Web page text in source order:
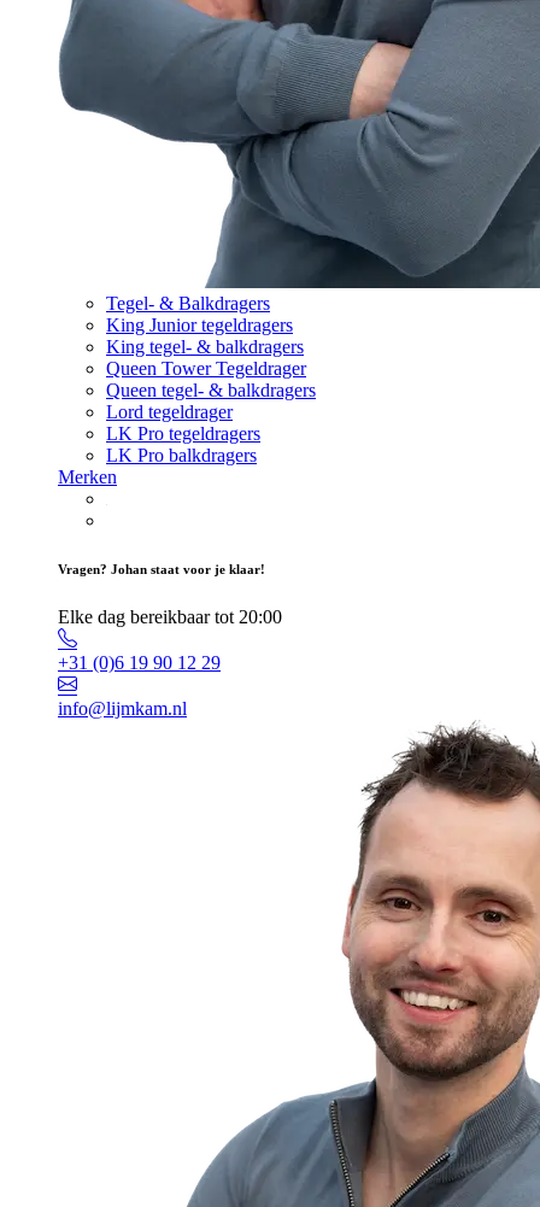
Tegel- & Balkdragers
King Junior tegeldragers
King tegel- & balkdragers
Queen Tower Tegeldrager
Queen tegel- & balkdragers
Lord tegeldrager
LK Pro tegeldragers
LK Pro balkdragers
Merken
Vragen? Johan staat voor je klaar!
Elke dag bereikbaar tot 20:00
+31 (0)6 19 90 12 29
info@lijmkam.nl